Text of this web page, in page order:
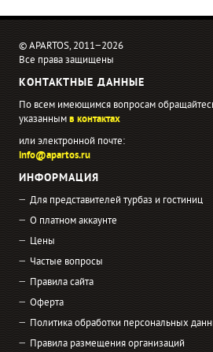
© APARTOS, 2011−2026
Все права защищены
КОНТАКТНЫЕ ДАННЫЕ
По всем имеющимся вопросам
указаннымв контактах
или электронной почте:
info@apartos.ru
ИНФОРМАЦИЯ
Для представителей турбаз и гостиниц
О платном аккаунте
Цены
Частые вопросы
Правила сайта
Оферта
Политика обработки персональных
Правила размещения организаций